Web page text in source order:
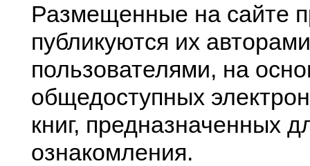
Размещенные на сайте
публикуются их
пользователями, на
общедоступных
книг, предназначенных
ознакомления.